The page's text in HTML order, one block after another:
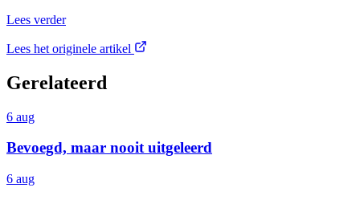
Lees verder
Lees het originele artikel
Gerelateerd
6 aug
Bevoegd, maar nooit uitgeleerd
6 aug